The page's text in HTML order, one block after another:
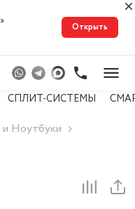
Открыть
СПЛИТ-СИСТЕМЫ
Ноутбуки